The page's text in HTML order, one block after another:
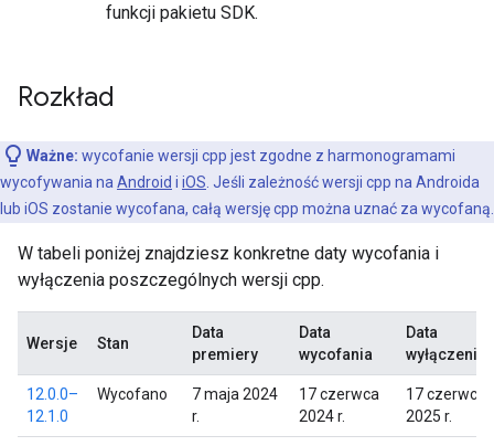
funkcji pakietu SDK.
Rozkład
Ważne: wycofanie wersji cpp jest zgodne z harmonogramami
wycofywania na Android i iOS . Jeśli zależność wersji cpp na Androida
lub iOS zostanie wycofana, całą wersję cpp można uznać za wycofaną.
W tabeli poniżej znajdziesz konkretne daty wycofania i
wyłączenia poszczególnych wersji cpp.
Wersje Stan
Data
premiery
Data
wycofania
Data
wyłączenia
12.0.0–
12.1.0
Wycofano
7 maja 2024
r.
17 czerwca
2024 r.
17 czerwca
2025 r.